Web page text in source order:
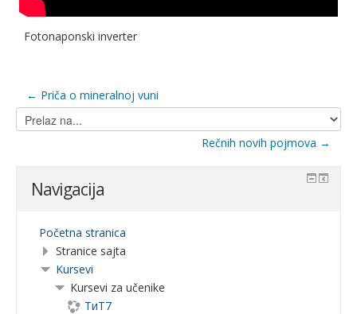
Fotonaponski inverter
← Priča o mineralnoj vuni
Prelaz
na...
Rečnih novih pojmova →
Navigacija
Početna stranica
Stranice sajta
Kursevi
Kursevi za učenike
ТиТ7